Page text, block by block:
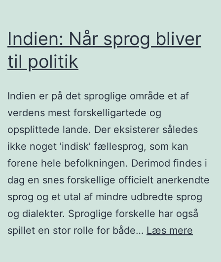
Indien: Når sprog bliver
til politik
Indien er på det sproglige område et af
verdens mest forskelligartede og
opsplittede lande. Der eksisterer således
ikke noget ’indisk’ fællesprog, som kan
forene hele befolkningen. Derimod findes i
dag en snes forskellige officielt anerkendte
sprog og et utal af mindre udbredte sprog
og dialekter. Sproglige forskelle har også
spillet en stor rolle for både… Læs mere